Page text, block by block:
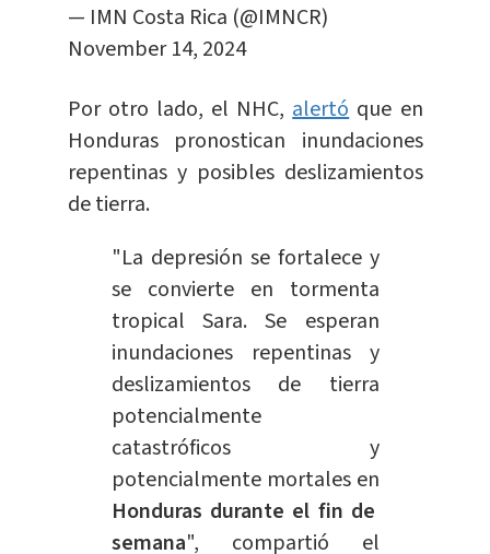
— IMN Costa Rica (@IMNCR)
November 14, 2024
Por otro lado, el NHC,alertó que en
Honduras pronostican inundaciones
repentinas y posibles deslizamientos
de tierra.
"La depresión se fortalece y
se convierte en tormenta
tropical Sara. Se esperan
inundaciones repentinas y
deslizamientos de tierra
potencialmente
catastróficos y
potencialmente mortales en
Honduras durante el fin de
semana", compartió el